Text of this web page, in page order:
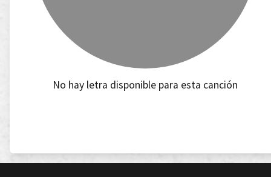
No hay letra disponible para esta canción